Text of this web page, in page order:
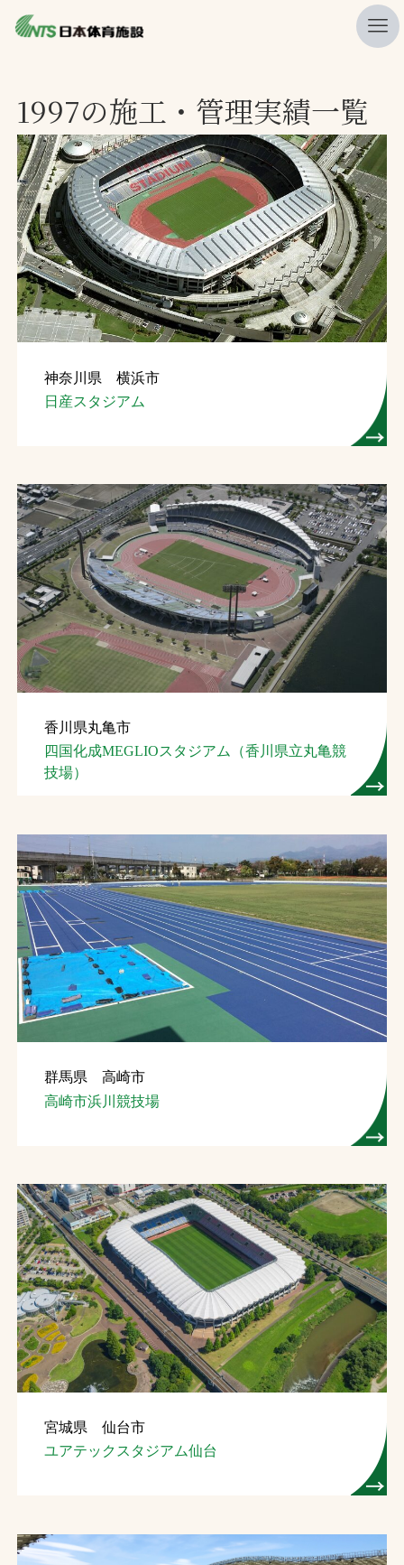
ニュース
プレスリリース
レポート
製品・サービス一覧
施工・管理実績一覧
会社概要
採用情報
お取引先の皆様へ
プライバシーポリシー
ソーシャルメディアポリシー
文字の見えづらさや操作にお困りの方へ
1997の施工・管理実績一覧
神奈川県 横浜市
日産スタジアム
香川県丸亀市
四国化成MEGLIOスタジアム（香川県立丸亀競
技場）
群馬県 高崎市
高崎市浜川競技場
宮城県 仙台市
ユアテックスタジアム仙台